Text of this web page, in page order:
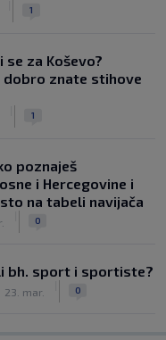
1
se za Koševo?
znate stihove
1
poznaješ
i Hercegovine i
na tabeli navijača
0
bh. sport i sportiste?
23. mar. 0